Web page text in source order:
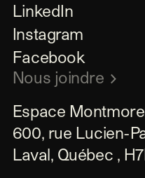
LinkedIn
Instagram
Facebook
Nous joindre
Espace
600, rue Lucien-
Laval, Québec ,